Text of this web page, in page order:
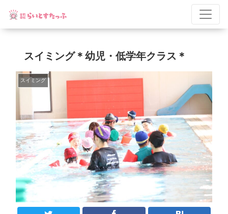
スイミング＊幼児・低学年クラス＊
スイミング